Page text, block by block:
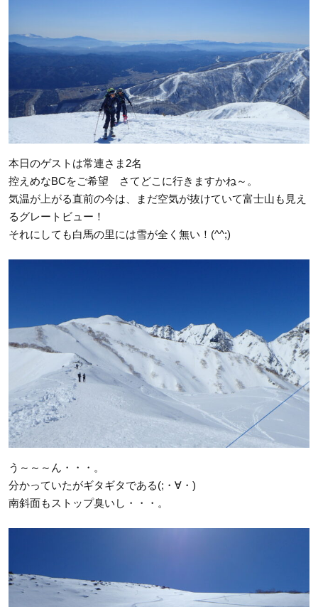
本日のゲストは常連さま2名
控えめなBCをご希望 さてどこに行きますかね～。
気温が上がる直前の今は、まだ空気が抜けていて富士山も見え
るグレートビュー！
それにしても白馬の里には雪が全く無い！(^^;)
う～～～ん・・・。
分かっていたがギタギタである(;・∀・)
南斜面もストップ臭いし・・・。